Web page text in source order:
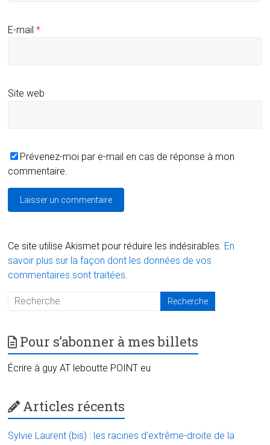
E-mail*
Site web
Prévenez-moi par e-mail en cas de réponse à mon
commentaire.
Ce site utilise Akismet pour réduire les indésirables. En
savoir plus sur la façon dont les données de vos
commentaires sont traitées
Pour s’abonner à mes billets
Écrire à guy AT leboutte POINT eu
Articles récents
Sylvie Laurent (bis) : les racines d’extrême-droite de la